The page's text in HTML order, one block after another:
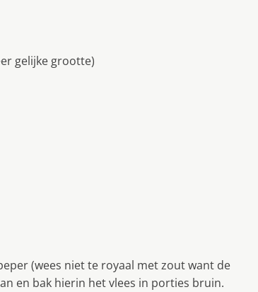
gelijke grootte)
(wees niet te royaal met zout want de
en bak hierin het vlees in porties bruin.